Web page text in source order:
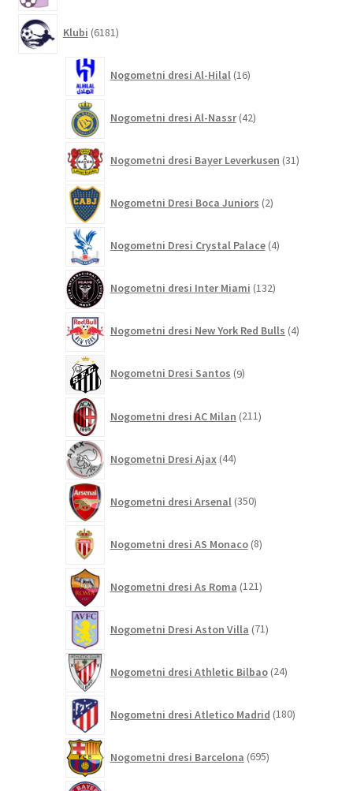
Klubi 6181izdelkov
Nogometni dresi Al-Hilal 16izdelkov
Nogometni dresi Al-Nassr 42izdelkov
Nogometni dresi Bayer Leverkusen 31izdelkov
Nogometni Dresi Boca Juniors 2izdelka
Nogometni Dresi Crystal Palace 4izdelki
Nogometni dresi Inter Miami 132izdelkov
Nogometni dresi New York Red Bulls 4izdelki
Nogometni Dresi Santos 9izdelkov
Nogometni dresi AC Milan 211izdelkov
Nogometni Dresi Ajax 44izdelkov
Nogometni dresi Arsenal 350izdelkov
Nogometni dresi AS Monaco 8izdelkov
Nogometni dresi As Roma 121izdelkov
Nogometni Dresi Aston Villa 71izdelkov
Nogometni dresi Athletic Bilbao 24izdelkov
Nogometni dresi Atletico Madrid 180izdelkov
Nogometni dresi Barcelona 695izdelkov